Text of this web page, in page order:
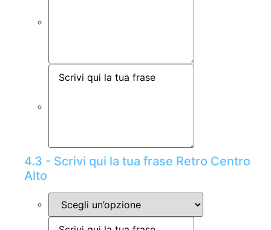
4.3 - Scrivi qui la tua frase Retro Centro
Alto